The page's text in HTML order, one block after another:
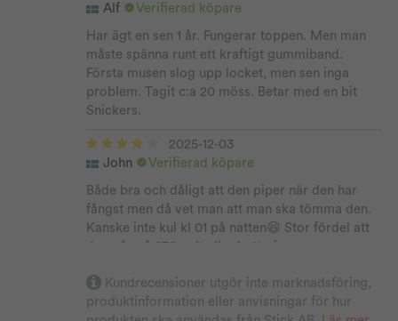
Alf
Verifierad köpare
Har ägt en sen 1 år. Fungerar toppen. Men man
måste spänna runt ett kraftigt gummiband.
Första musen slog upp locket, men sen inga
problem. Tagit c:a 20 möss. Betar med en bit
Snickers.
2025-12-03
John
Verifierad köpare
Både bra och dåligt att den piper när den har
fångst men då vet man att man ska tömma den.
Kanske inte kul kl 01 på natten😆 Stor fördel att
den går på 230 volt eller batteri.
2025-11-22
Hans N.
Verifierad köpare
Kundrecensioner utgör inte marknadsföring,
produktinformation eller anvisningar för hur